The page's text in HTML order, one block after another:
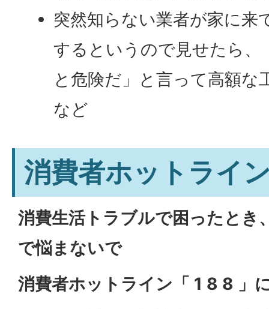
突然知らない業者が家に来
するというので見せたら、
と危険だ」と言って高額な
など
消費者ホットライ
消費生活トラブルで困ったとき
で悩まないで
消費者ホットライン「 1 8 8 」